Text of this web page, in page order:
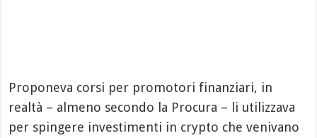
Proponeva corsi per promotori finanziari, in
realtà – almeno secondo la Procura – li utilizzava
per spingere investimenti in crypto che venivano